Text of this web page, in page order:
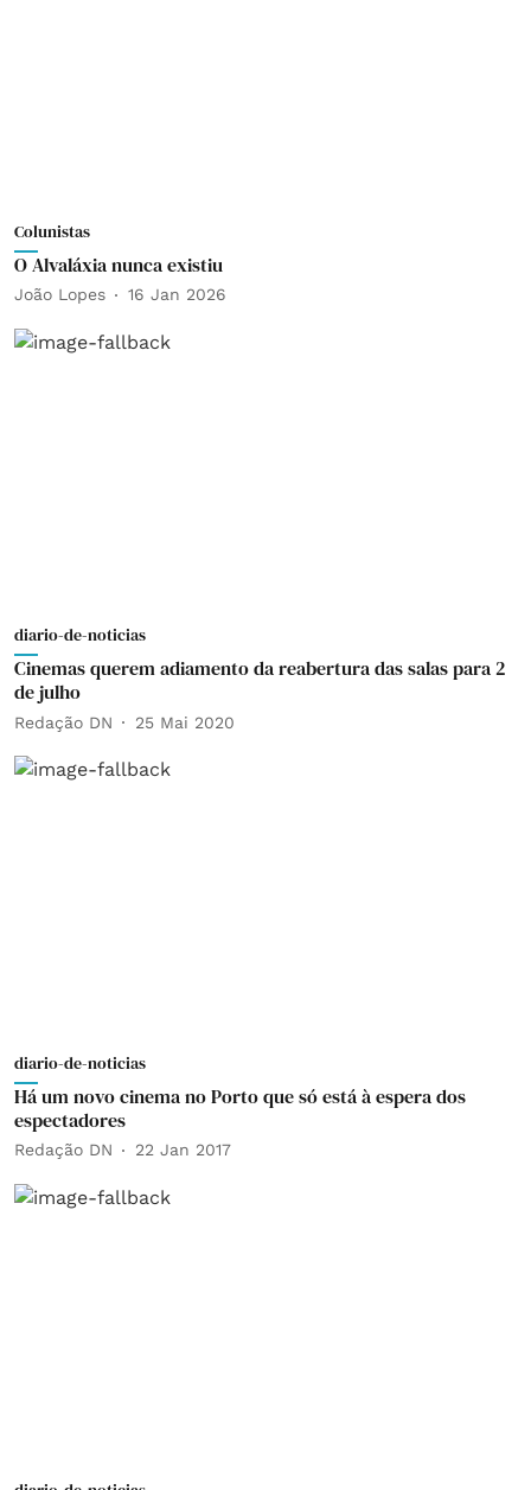
Colunistas
O Alvaláxia nunca existiu
João Lopes 16 Jan 2026
diario-de-noticias
Cinemas querem adiamento da reabertura das salas para 2
de julho
Redação DN 25 Mai 2020
diario-de-noticias
Há um novo cinema no Porto que só está à espera dos
espectadores
Redação DN 22 Jan 2017